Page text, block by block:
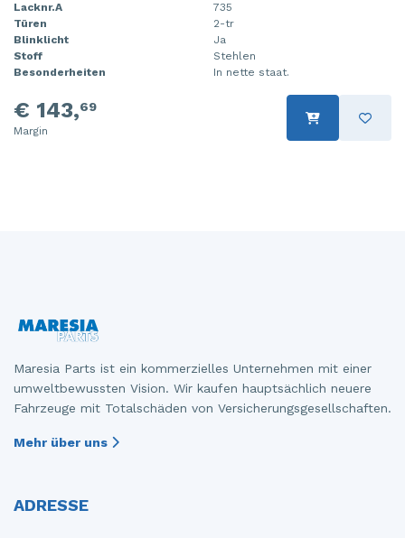
Lacknr.A
735
Türen
2-tr
Blinklicht
Ja
Stoff
Stehlen
Besonderheiten
In nette staat.
€ 143,69
Margin
Maresia Parts ist ein kommerzielles Unternehmen mit einer
umweltbewussten Vision. Wir kaufen hauptsächlich neuere
Fahrzeuge mit Totalschäden von Versicherungsgesellschaften.
Mehr über uns
ADRESSE